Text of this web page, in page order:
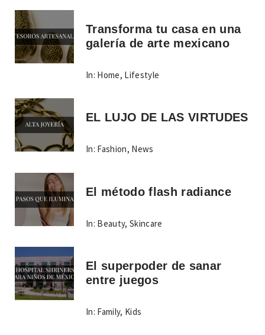
Transforma tu casa en una
galería de arte mexicano
In: Home, Lifestyle
EL LUJO DE LAS VIRTUDES
In: Fashion, News
El método flash radiance
In: Beauty,Skincare
El superpoder de sanar
entre juegos
In: Family, Kids